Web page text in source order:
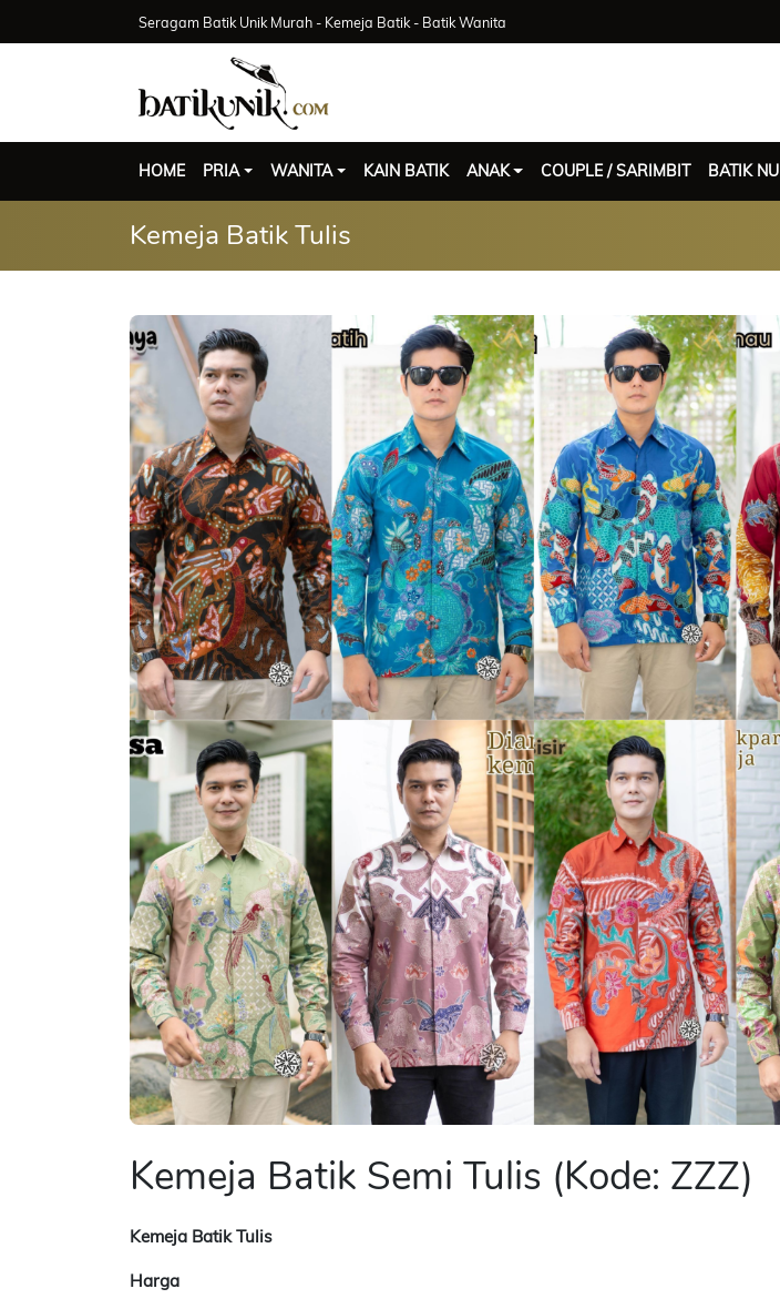
Seragam Batik Unik Murah - Kemeja Batik - Batik Wanita
HOME PRIA WANITA KAIN BATIK ANAK COUPLE / SARIMBIT BATIK NU
Kemeja Batik Tulis
Kemeja Batik Semi Tulis (Kode: ZZZ)
Kemeja Batik Tulis
Harga